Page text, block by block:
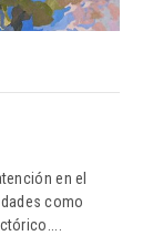
en el
como